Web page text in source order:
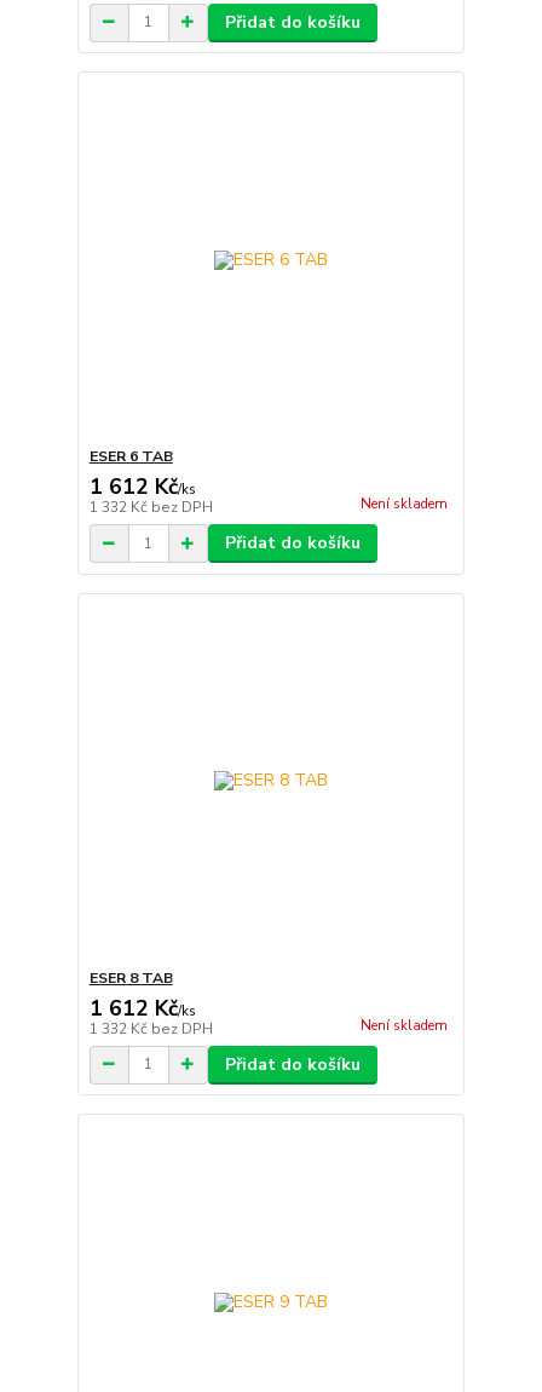
Přidat do košíku
ESER 6 TAB
1 612 Kč/ks
1 332 Kč bez DPH Není skladem
Přidat do košíku
ESER 8 TAB
1 612 Kč/ks
1 332 Kč bez DPH Není skladem
Přidat do košíku